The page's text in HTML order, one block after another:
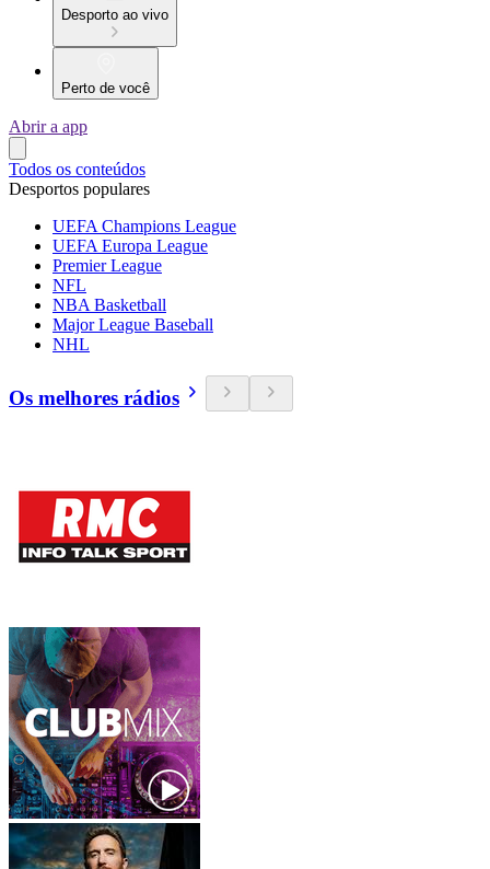
Desporto ao vivo
Perto de você
Abrir a app
Todos os conteúdos
Desportos populares
UEFA Champions League
UEFA Europa League
Premier League
NFL
NBA Basketball
Major League Baseball
NHL
Os melhores rádios